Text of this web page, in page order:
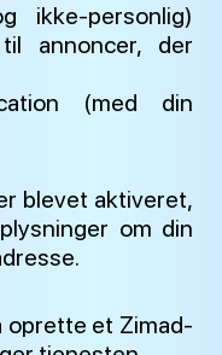
ikke-personlig)
annoncer, der
(med din
blevet aktiveret,
om din
oprette et Zimad-